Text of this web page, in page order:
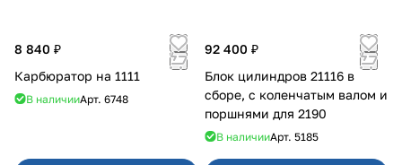
8 840 ₽
Карбюратор на 1111
В наличииАрт. 6748
92 400 ₽
Блок цилиндров 21116 в
сборе, с коленчатым валом и
поршнями для 2190
В наличииАрт. 5185